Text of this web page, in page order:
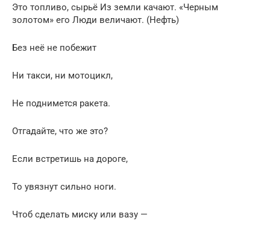
Это топливо, сырьё Из земли качают. «Черным
золотом» его Люди величают. (Нефть)
Без неё не побежит
Ни такси, ни мотоцикл,
Не поднимется ракета.
Отгадайте, что же это?
Если встретишь на дороге,
То увязнут сильно ноги.
Чтоб сделать миску или вазу —